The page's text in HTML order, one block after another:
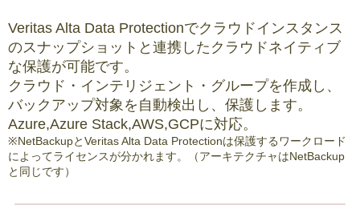
Veritas Alta Data Protectionでクラウドインスタンス
のスナップショットと連携したクラウドネイティブ
な保護が可能です。
クラウド・インテリジェント・グループを作成し、
バックアップ対象を自動検出し、保護します。
Azure,Azure Stack,AWS,GCPに対応。
※NetBackupとVeritas Alta Data Protectionは保護するワークロード
によってライセンスが分かれます。（アーキテクチャはNetBackup
と同じです）